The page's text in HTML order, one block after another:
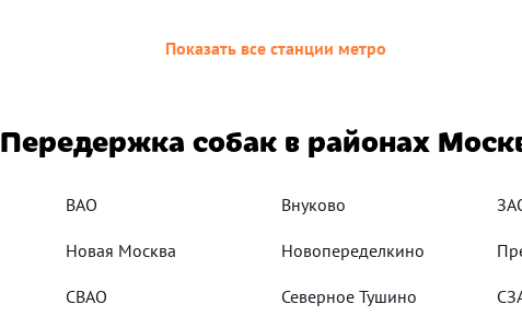
Показать все станции метро
Передержка собак в районах
ВАО Внуково
Новая Москва Новопеределкино
СВАО Северное Тушино